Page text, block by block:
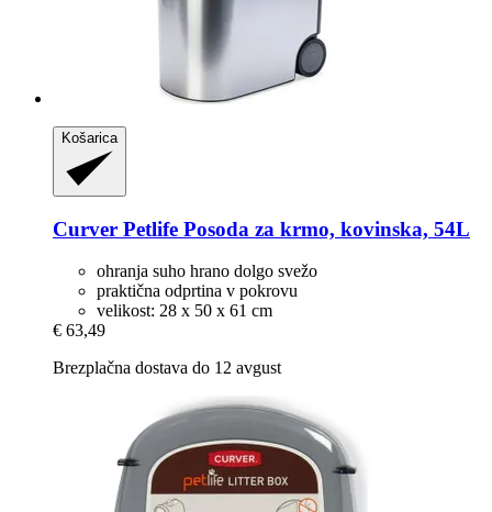
Košarica
Curver Petlife Posoda za krmo, kovinska, 54L
ohranja suho hrano dolgo svežo
praktična odprtina v pokrovu
velikost: 28 x 50 x 61 cm
€ 63,49
Brezplačna dostava do 12 avgust